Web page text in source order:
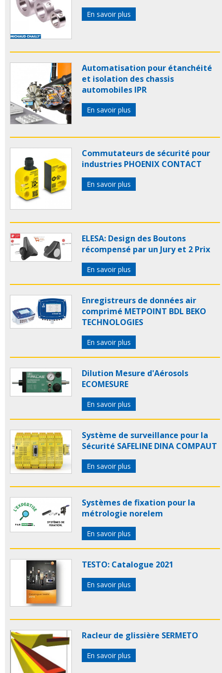
En savoir plus
Automatisation pour étanchéité
et isolation des chassis
automobiles IPR
En savoir plus
Commutateurs de sécurité pour
industries PHOENIX CONTACT
En savoir plus
ELESA: Design des Boutons
récompensé par un Jury et 2 Prix
En savoir plus
Enregistreurs de données air
comprimé METPOINT BDL BEKO
TECHNOLOGIES
En savoir plus
Dilution Mesure d'Aérosols
ECOMESURE
En savoir plus
Système de surveillance pour la
Sécurité SAFELINE DINA COMPAUT
En savoir plus
Systèmes de fixation pour la
métrologie norelem
En savoir plus
TESTO: Catalogue 2021
En savoir plus
Racleur de glissière SERMETO
En savoir plus